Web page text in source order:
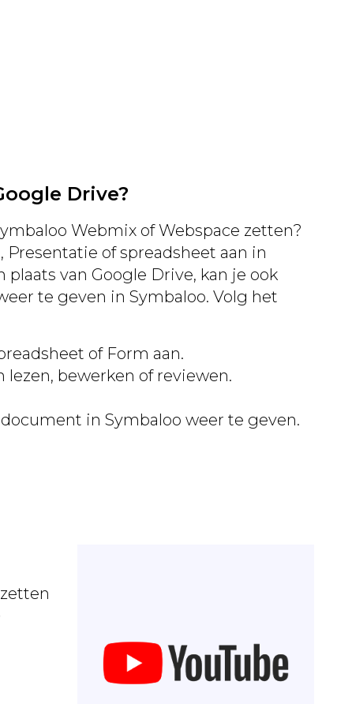
Drive?
Webmix of Webspace zetten?
of spreadsheet aan in
van Google Drive, kan je ook
te geven in Symbaloo. Volg het
of Form aan.
bewerken of reviewen.
in Symbaloo weer te geven.